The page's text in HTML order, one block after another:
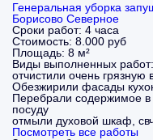
Генеральная уборка
Борисово Северное
Сроки работ: 4 часа
Стоимость: 8.000 руб
Площадь: 8 м²
Виды выполненных работ:
отчистили очень грязную
Обезжирили фасады
Перебрали содержимое
посуду
отмыли духовой шкаф,
Посмотреть все работы